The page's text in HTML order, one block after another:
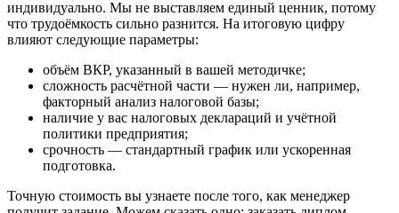
индивидуально. Мы не выставляем единый ценник, потому
что трудоёмкость сильно разнится. На итоговую цифру
влияют следующие параметры:
объём ВКР, указанный в вашей методичке;
сложность расчётной части — нужен ли, например,
факторный анализ налоговой базы;
наличие у вас налоговых деклараций и учётной
политики предприятия;
срочность — стандартный график или ускоренная
подготовка.
Точную стоимость вы узнаете после того, как менеджер